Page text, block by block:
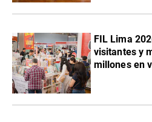
FIL Lima
visitantes y
millones en